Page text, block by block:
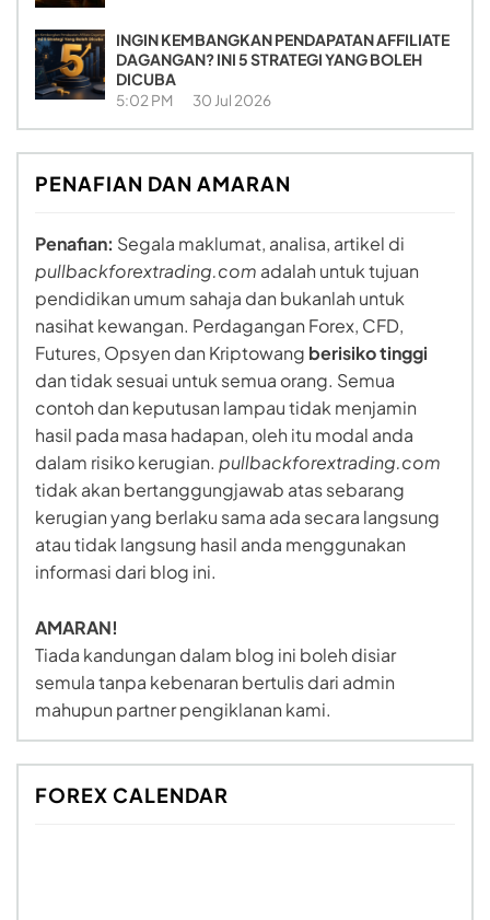
INGIN KEMBANGKAN PENDAPATAN AFFILIATE
DAGANGAN? INI 5 STRATEGI YANG BOLEH
DICUBA
5:02 PM 30 Jul 2026
PENAFIAN DAN AMARAN
Penafian: Segala maklumat, analisa, artikel di
pullbackforextrading.com adalah untuk tujuan
pendidikan umum sahaja dan bukanlah untuk
nasihat kewangan. Perdagangan Forex, CFD,
Futures, Opsyen dan Kriptowang berisiko tinggi
dan tidak sesuai untuk semua orang. Semua
contoh dan keputusan lampau tidak menjamin
hasil pada masa hadapan, oleh itu modal anda
dalam risiko kerugian. pullbackforextrading.com
tidak akan bertanggungjawab atas sebarang
kerugian yang berlaku sama ada secara langsung
atau tidak langsung hasil anda menggunakan
informasi dari blog ini.
AMARAN!
Tiada kandungan dalam blog ini boleh disiar
semula tanpa kebenaran bertulis dari admin
mahupun partner pengiklanan kami.
FOREX CALENDAR